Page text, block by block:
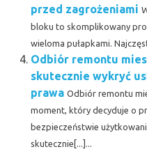
przed zagrożeniami
bloku to skomplikowany
wieloma pułapkami.
Odbiór remontu
skutecznie wykryć
prawa Odbiór remontu
moment, który decyduje o
bezpieczeństwie
skutecznie[...]...